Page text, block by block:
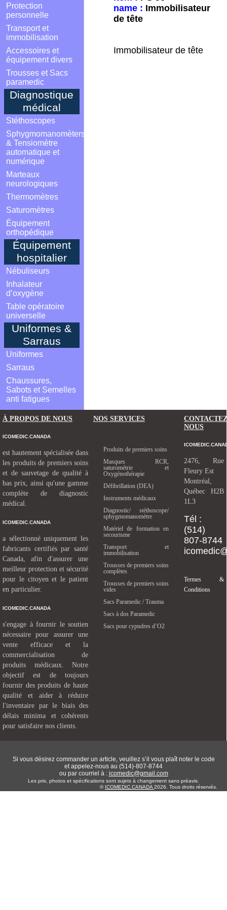
Protection
personnelle
Transport et
immobilisation
Accessoires et
équipement divers
Trousses et Sacs
paramedic
Diagnostique
médical
Stéthoscopes
Sphygmomanomèters
& Tensiomètre
automatique et
numérique
Marteaux
neurologiques
Thermomètres
Saturomètres
Équipement
orthopédique
Équipement
hospitalier
Nébuliseurs
Inhalateur
d’oxygène
Table opératoire
universelle
Uniformes &
Sarraus
Uniformes
Sarraus
Chaussures,
Sabots et Semelles
anti fatigues
name : Immobilisateur
de tête
Immobilisateur de tête
À PROPOS DE NOUS
ICOMEDIC.CANADA
est hautement spécialisée dans
les produits de premiers soins
et de sauvetage de qualité à
bas prix, ainsi qu'une gamme
complète de diagnostic
médical.
ICOMEDIC.CANADA
a sélectionné uniquement les
fabricants certifiés par santé
Canada, afin d'assurer une
meilleur protection et sécurité
pour le citoyen et le patient
en particulier.
ICOMEDIC.CANADA
s'engage à fournir le soutien
nécessaire pour assurer une
vente efficace et la
commercialisation de
produits médicaux. Notre
objectif est de toujours
fournir des produits de haute
qualité et aider à réduire
l'inventaire par le biais des
délais minima et cohérents
pour satisfaire nos clients.
NOS SERVICES
Produits de premiers soins
Masques RCR,
saturométrie et
Oxygénothérapie
Défibrillation (DEA)
Instruments médicaux
Diagnostic/ stéthoscope/
sphygmomanomètre
Matériel de formation en
secourisme
Transport et
immobilisation
Trousses de premiers soins
complètes
Trousses de premiers soins
vides
Sacs Paramedic / Trauma
Sacs à dos Paramedic
Sacs pour cypndres d’O2
CONTACTEZ
NOUS
2476, Rue
Fleury Est
Montréal,
Québec H2B
1L3
Tél :
(514)
807-8744
Termes &
Conditions
Si vous désirez commander un article, veuillez s’il vous plaît noter le code
et appelez-nous au (514)-807-8744
ou par courriel à : icomedic@gmail.com
Les prix, photos et spécifications sont sujets à changement sans préavis.
© ICOMEDIC.CANADA 2026. Tous droits réservés.